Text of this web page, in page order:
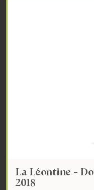
La Léontine -
2018